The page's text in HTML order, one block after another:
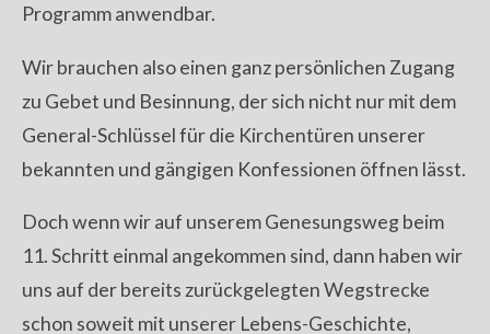
Programm anwendbar.
Wir brauchen also einen ganz persönlichen Zugang
zu Gebet und Besinnung, der sich nicht nur mit dem
General-Schlüssel für die Kirchentüren unserer
bekannten und gängigen Konfessionen öffnen lässt.
Doch wenn wir auf unserem Genesungsweg beim
11. Schritt einmal angekommen sind, dann haben wir
uns auf der bereits zurückgelegten Wegstrecke
schon soweit mit unserer Lebens-Geschichte,